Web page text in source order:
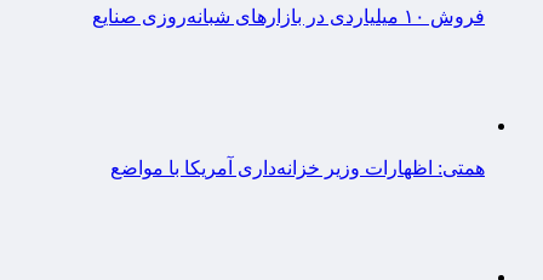
فروش ۱۰ میلیاردی در بازارهای شبانه‌روزی صنایع
همتی: اظهارات وزیر خزانه‌داری آمریکا با مواضع